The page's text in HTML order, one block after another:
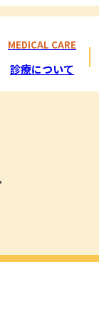
MEDICAL CARE
診療について